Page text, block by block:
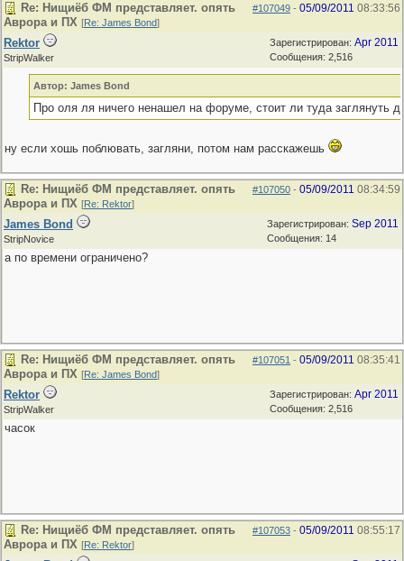
#107049 - 05/09/2011 08:33:56
Re: Нищиёб ФМ представляет. опять
Аврора и ПХ [Re: James Bond]
Зарегистрирован: Apr 2011
Сообщения: 2,516
Rektor
StripWalker
Автор: James Bond
Про оля ля ничего ненашел на форуме, стоит ли туда заглянуть
ну если хошь поблювать, загляни, потом нам расскажешь
#107050 - 05/09/2011 08:34:59
Re: Нищиёб ФМ представляет. опять
Аврора и ПХ [Re: Rektor]
Зарегистрирован: Sep 2011
Сообщения: 14
James Bond
StripNovice
а по времени ограничено?
#107051 - 05/09/2011 08:35:41
Re: Нищиёб ФМ представляет. опять
Аврора и ПХ [Re: James Bond]
Зарегистрирован: Apr 2011
Сообщения: 2,516
Rektor
StripWalker
часок
#107053 - 05/09/2011 08:55:17
Re: Нищиёб ФМ представляет. опять
Аврора и ПХ [Re: Rektor]